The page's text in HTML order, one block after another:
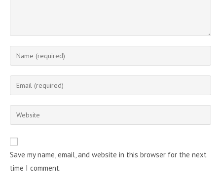
Enter
your
name
comment
Enter
your
email
address
Enter
your
URL
(optional)
Save my name, email, and website in this browser for the next
time I comment.